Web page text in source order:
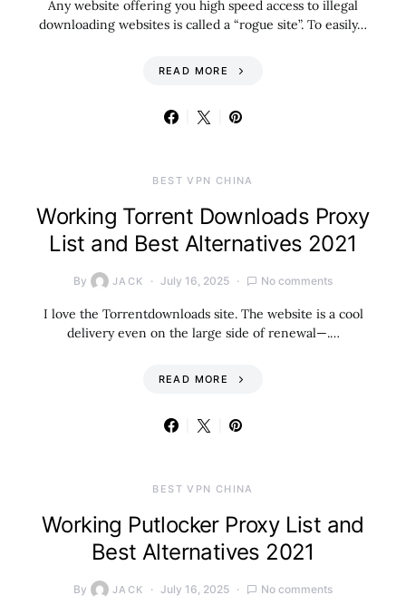
Any website offering you high speed access to illegal
downloading websites is called a “rogue site”. To easily…
READ MORE
BEST VPN CHINA
Working Torrent Downloads Proxy
List and Best Alternatives 2021
By JACK July 16, 2025 No comments
I love the Torrentdownloads site. The website is a cool
delivery even on the large side of renewal—.…
READ MORE
BEST VPN CHINA
Working Putlocker Proxy List and
Best Alternatives 2021
By JACK July 16, 2025 No comments